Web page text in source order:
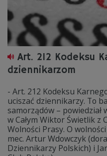
Art. 212 Kodeksu
dziennikarzom
- Art. 212 Kodeksu
uciszać dziennikarzy. To
samorządów –
w Całym Wiktor Świetlik
Wolności Prasy. O
mec. Artur Wdowczyk
Dziennikarzy Polskich) i